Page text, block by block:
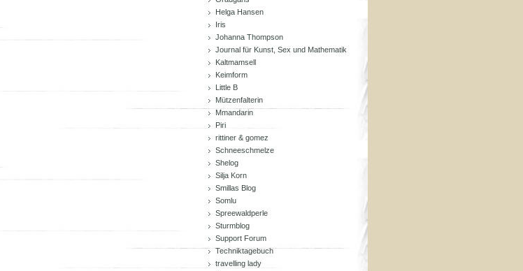
Helga Hansen
Iris
Johanna Thompson
Journal für Kunst, Sex und Mathematik
Kaltmamsell
Keimform
Little B
Mützenfalterin
Mmandarin
Piri
rittiner & gomez
Schneeschmelze
Shelog
Silja Korn
Smillas Blog
Somlu
Spreewaldperle
Sturmblog
Support Forum
Techniktagebuch
travelling lady